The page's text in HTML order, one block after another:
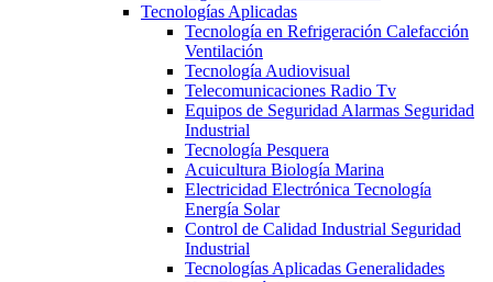
Tecnologías Aplicadas
Tecnología en Refrigeración Calefacción
Ventilación
Tecnología Audiovisual
Telecomunicaciones Radio Tv
Equipos de Seguridad Alarmas Seguridad
Industrial
Tecnología Pesquera
Acuicultura Biología Marina
Electricidad Electrónica Tecnología
Energía Solar
Control de Calidad Industrial Seguridad
Industrial
Tecnologías Aplicadas Generalidades